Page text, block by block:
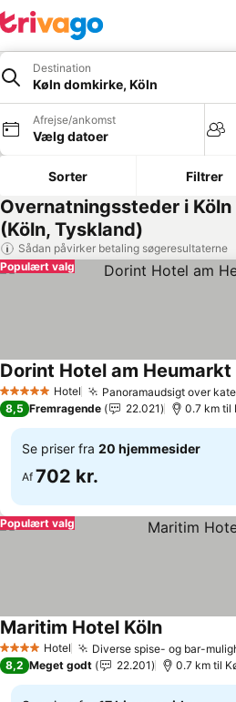
Destination
Køln domkirke, Köln
Afrejse/ankomst
Vælg datoer
Sorter Filtrer
Overnatningssteder i
(Köln, Tyskland)
Sådan påvirker betaling søgeresultaterne
Populært valg
5 Stjerner Hotel Panoramaudsigt over
Dorint Hotel am Heumarkt
8,5 Fremragende 22.021 0.7 km til
Se priser fra 20 hjemmesider
Af 702 kr.
Populært valg
4 StjernerHotel Diverse spise- og bar-
Maritim Hotel Köln
8,2 Meget godt 22.201 0.7 km til